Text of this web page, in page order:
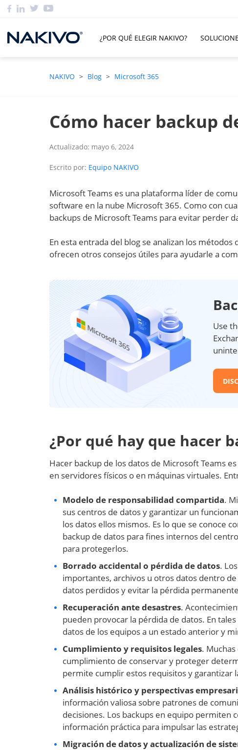
¿POR QUÉ ELEGIR NAKIVO?
NAKIVO > Blog > Microsoft 365
Cómo hacer backup
Actualizado: mayo 6, 2024
Escrito por: Equipo NAKIVO
Microsoft Teams es una plataforma líder de
software en la nube Microsoft 365. Como con
backups de Microsoft Teams para evitar perder
En esta entrada del blog se analizan los
ofrecen otros consejos útiles para ayudarle a
Use
¿Por qué hay que hacer
Hacer backup de los datos de Microsoft Teams
en servidores físicos o en máquinas virtuales.
Modelo de responsabilidad compartida.
sus centros de datos y garantizar un
los datos ellos mismos. Es lo que se conoce
backup de datos para fines internos del
para protegerlos.
Borrado accidental o pérdida de datos.
importantes, archivos u otros datos dentro
datos perdidos y evitar la pérdida
Recuperación ante desastres.
pueden provocar la pérdida de datos. En
datos de los equipos a un estado anterior y
Cumplimiento y requisitos legales.
cumplimiento de conservar y proteger
permite cumplir estos requisitos y garantizar
Análisis histórico y perspectivas
información valiosa sobre patrones de
decisiones. Los backups en equipo permiten
información práctica para impulsar las
Migración de datos y actualización de